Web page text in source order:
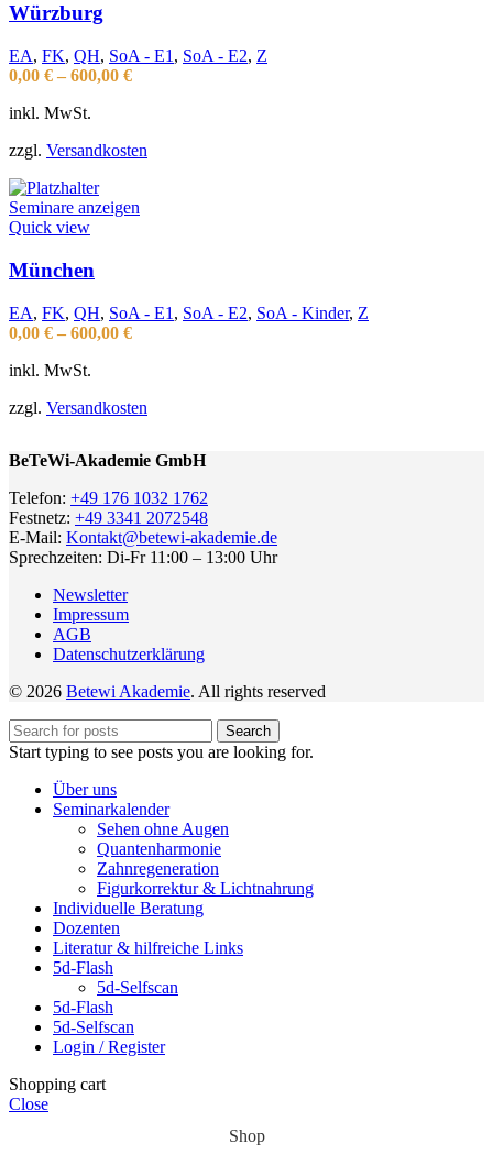
Würzburg
EA, FK, QH, SoA - E1 , SoA - E2, Z
0,00 € – 600,00 €
inkl. MwSt.
zzgl. Versandkosten
Seminare anzeigen
Quick view
München
EA, FK, QH, SoA - E1 , SoA - E2, SoA - Kinder, Z
0,00 € – 600,00 €
inkl. MwSt.
zzgl. Versandkosten
BeTeWi-Akademie GmbH
Telefon: +49 176 1032 1762
Festnetz: +49 3341 2072548
E-Mail: Kontakt@betewi-akademie.de
Sprechzeiten: Di-Fr 11:00 – 13:00 Uhr
Newsletter
Impressum
AGB
Datenschutzerklärung
© 2026 Betewi Akademie. All rights reserved
Search
Start typing to see posts you are looking for.
Über uns
Seminarkalender
Sehen ohne Augen
Quantenharmonie
Zahnregeneration
Figurkorrektur & Lichtnahrung
Individuelle Beratung
Dozenten
Literatur & hilfreiche Links
5d-Flash
5d-Selfscan
5d-Flash
5d-Selfscan
Login / Register
Shopping cart
Close
Shop